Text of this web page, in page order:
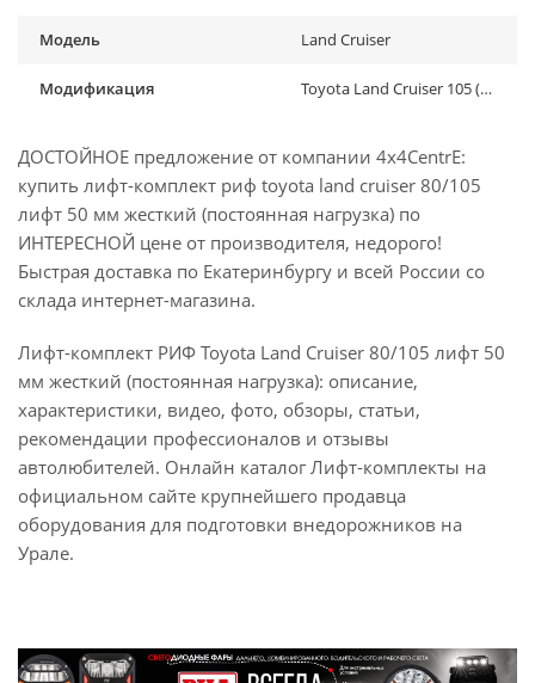
Модель Land Cruiser
Модификация Toyota Land Cruiser 105 (1998-2006), Toyota Land Cruiser 80 (1988-1998)
ДОСТОЙНОЕ предложение от компании 4x4CentrE:
купить лифт-комплект риф toyota land cruiser 80/105
лифт 50 мм жесткий (постоянная нагрузка) по
ИНТЕРЕСНОЙ цене от производителя, недорого!
Быстрая доставка по Екатеринбургу и всей России со
склада интернет-магазина.
Лифт-комплект РИФ Toyota Land Cruiser 80/105 лифт 50
мм жесткий (постоянная нагрузка): описание,
характеристики, видео, фото, обзоры, статьи,
рекомендации профессионалов и отзывы
автолюбителей. Онлайн каталог Лифт-комплекты на
официальном сайте крупнейшего продавца
оборудования для подготовки внедорожников на
Урале.